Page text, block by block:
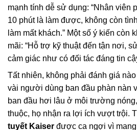
mạnh tính dễ sử dụng: “Nhân viên
10 phút là làm được, không còn
làm mất khách.” Một số ý kiến còn
mãi: “Hỗ trợ kỹ thuật đến tận nơi,
cảm giác như có đối tác đáng tin
Tất nhiên, không phải đánh giá
vài người dùng ban đầu phàn nàn
ban đầu hơi lâu ở môi trường
thuộc, họ nhận ra lợi ích vượt trội.
tuyết Kaiser được ca ngợi vì